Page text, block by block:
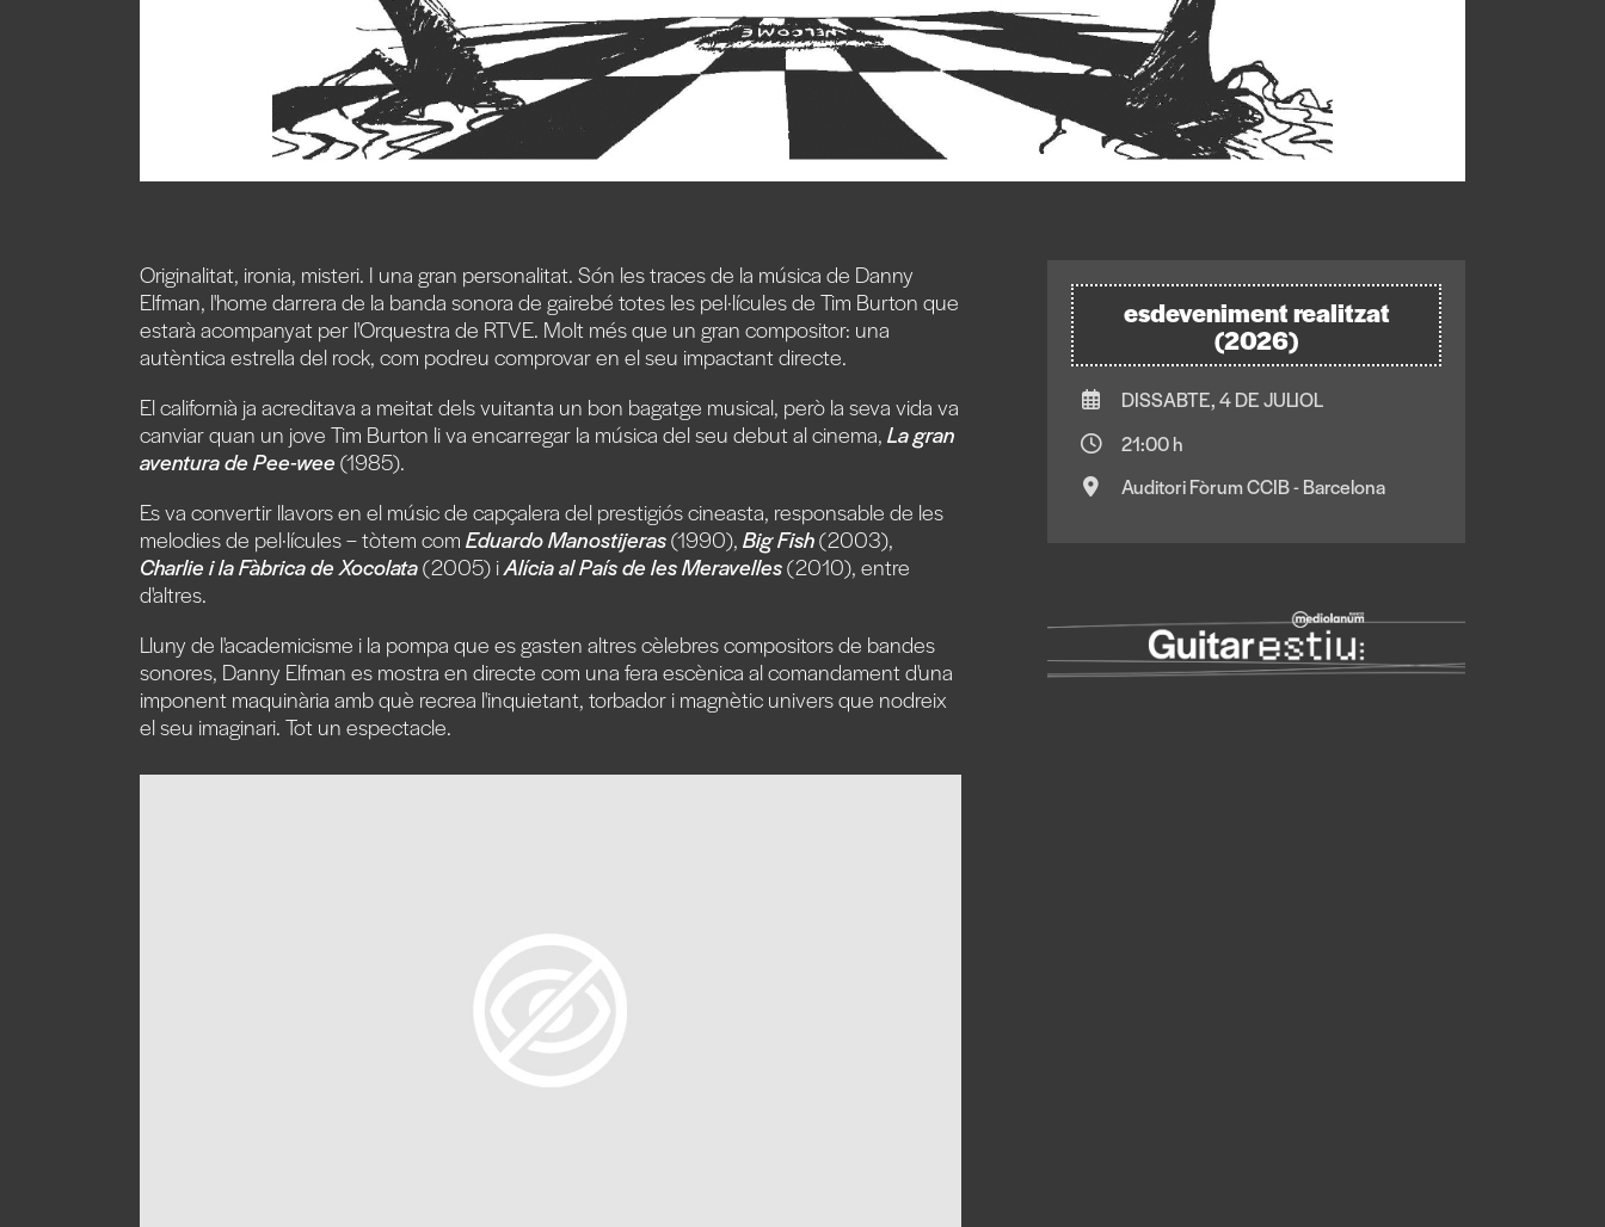
esdeveniment realitzat
(2026)
DISSABTE, 4 DE JULIOL
21:00 h
Auditori Fòrum CCIB - Barcelona
Originalitat, ironia, misteri. I una gran personalitat. Són les traces de la música de Danny
Elfman, l'home darrera de la banda sonora de gairebé totes les pel·lícules de Tim Burton que
estarà acompanyat per l'Orquestra de RTVE. Molt més que un gran compositor: una
autèntica estrella del rock, com podreu comprovar en el seu impactant directe.
El californià ja acreditava a meitat dels vuitanta un bon bagatge musical, però la seva vida va
canviar quan un jove Tim Burton li va encarregar la música del seu debut al cinema, La gran
aventura de Pee-wee (1985).
Es va convertir llavors en el músic de capçalera del prestigiós cineasta, responsable de les
melodies de pel·lícules – tòtem com Eduardo Manostijeras(1990), Big Fish(2003),
Charlie i la Fàbrica de Xocolata(2005) iAlícia al País de les Meravelles(2010), entre
d'altres.
Lluny de l'academicisme i la pompa que es gasten altres cèlebres compositors de bandes
sonores, Danny Elfman es mostra en directe com una fera escènica al comandament d'una
imponent maquinària amb què recrea l'inquietant, torbador i magnètic univers que nodreix
el seu imaginari. Tot un espectacle.